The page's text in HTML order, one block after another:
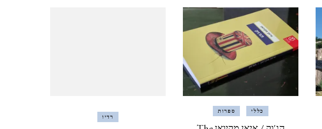
פריחה ונדידה בצפון הארץ,
MIGRATION IN THE
כללי ספרות
רדיו